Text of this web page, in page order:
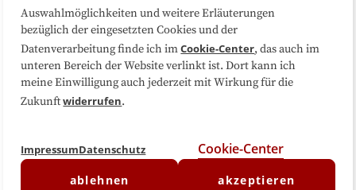
Auswahlmöglichkeiten und weitere Erläuterungen
bezüglich der eingesetzten Cookies und der
Datenverarbeitung finde ich imCookie-Center, das auch im
unteren Bereich der Website verlinkt ist. Dort kann ich
meine Einwilligung auch jederzeit mit Wirkung für die
Zukunftwiderrufen.
ImpressumDatenschutz Cookie-Center
ablehnen akzeptieren